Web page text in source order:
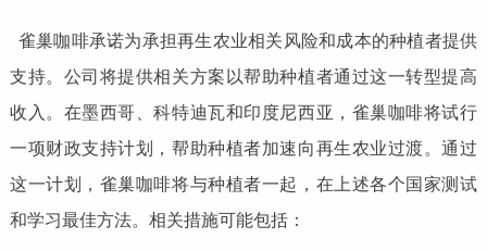
雀巢咖啡承诺为承担再生农业相关风险和成本的种植者提供
支持。公司将提供相关方案以帮助种植者通过这一转型提高
收入。在墨西哥、科特迪瓦和印度尼西亚，雀巢咖啡将试行
一项财政支持计划，帮助种植者加速向再生农业过渡。通过
这一计划，雀巢咖啡将与种植者一起，在上述各个国家测试
和学习最佳方法。相关措施可能包括：